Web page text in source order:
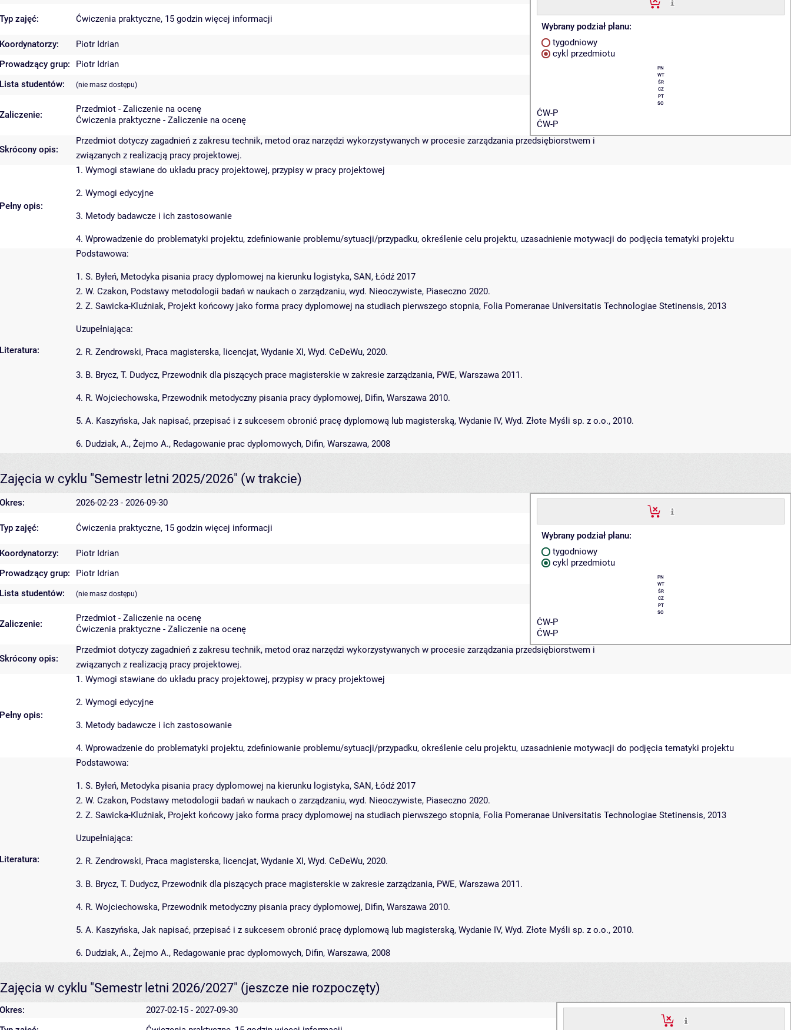
Wybrany podział planu:
tygodniowy
cykl przedmiotu
PN
WT
ŚR
CZ
PT
SO
ĆW-P
ĆW-P
Typ zajęć: Ćwiczenia praktyczne, 15 godzin więcej informacji
Koordynatorzy:
Piotr Idrian
Prowadzący grup:
Piotr Idrian
Lista studentów:
(nie masz dostępu)
Zaliczenie:
Przedmiot - Zaliczenie na ocenę
Ćwiczenia praktyczne - Zaliczenie na ocenę
Skrócony opis:
Przedmiot dotyczy zagadnień z zakresu technik, metod oraz narzędzi wykorzystywanych w procesie zarządzania przedsiębiorstwem i
związanych z realizacją pracy projektowej.
Pełny opis:
1. Wymogi stawiane do układu pracy projektowej, przypisy w pracy projektowej
2. Wymogi edycyjne
3. Metody badawcze i ich zastosowanie
4. Wprowadzenie do problematyki projektu, zdefiniowanie problemu/sytuacji/przypadku, określenie celu projektu, uzasadnienie motywacji do podjęcia tematyki projektu
Literatura:
Podstawowa:
1. S. Byłeń, Metodyka pisania pracy dyplomowej na kierunku logistyka, SAN, Łódź 2017
2. W. Czakon, Podstawy metodologii badań w naukach o zarządzaniu, wyd. Nieoczywiste, Piaseczno 2020.
2. Z. Sawicka-Kluźniak, Projekt końcowy jako forma pracy dyplomowej na studiach pierwszego stopnia, Folia Pomeranae Universitatis Technologiae Stetinensis, 2013
Uzupełniająca:
2. R. Zendrowski, Praca magisterska, licencjat, Wydanie XI, Wyd. CeDeWu, 2020.
3. B. Brycz, T. Dudycz, Przewodnik dla piszących prace magisterskie w zakresie zarządzania, PWE, Warszawa 2011.
4. R. Wojciechowska, Przewodnik metodyczny pisania pracy dyplomowej, Difin, Warszawa 2010.
5. A. Kaszyńska, Jak napisać, przepisać i z sukcesem obronić pracę dyplomową lub magisterską, Wydanie IV, Wyd. Złote Myśli sp. z o.o., 2010.
6. Dudziak, A., Żejmo A., Redagowanie prac dyplomowych, Difin, Warszawa, 2008
Zajęcia w cyklu "Semestr letni 2025/2026" (w trakcie)
Okres: 2026-02-23 - 2026-09-30
Wybrany podział planu:
tygodniowy
cykl przedmiotu
PN
WT
ŚR
CZ
PT
SO
ĆW-P
ĆW-P
Typ zajęć: Ćwiczenia praktyczne, 15 godzin więcej informacji
Koordynatorzy:
Piotr Idrian
Prowadzący grup:
Piotr Idrian
Lista studentów:
(nie masz dostępu)
Zaliczenie:
Przedmiot - Zaliczenie na ocenę
Ćwiczenia praktyczne - Zaliczenie na ocenę
Skrócony opis:
Przedmiot dotyczy zagadnień z zakresu technik, metod oraz narzędzi wykorzystywanych w procesie zarządzania przedsiębiorstwem i
związanych z realizacją pracy projektowej.
Pełny opis:
1. Wymogi stawiane do układu pracy projektowej, przypisy w pracy projektowej
2. Wymogi edycyjne
3. Metody badawcze i ich zastosowanie
4. Wprowadzenie do problematyki projektu, zdefiniowanie problemu/sytuacji/przypadku, określenie celu projektu, uzasadnienie motywacji do podjęcia tematyki projektu
Literatura:
Podstawowa:
1. S. Byłeń, Metodyka pisania pracy dyplomowej na kierunku logistyka, SAN, Łódź 2017
2. W. Czakon, Podstawy metodologii badań w naukach o zarządzaniu, wyd. Nieoczywiste, Piaseczno 2020.
2. Z. Sawicka-Kluźniak, Projekt końcowy jako forma pracy dyplomowej na studiach pierwszego stopnia, Folia Pomeranae Universitatis Technologiae Stetinensis, 2013
Uzupełniająca:
2. R. Zendrowski, Praca magisterska, licencjat, Wydanie XI, Wyd. CeDeWu, 2020.
3. B. Brycz, T. Dudycz, Przewodnik dla piszących prace magisterskie w zakresie zarządzania, PWE, Warszawa 2011.
4. R. Wojciechowska, Przewodnik metodyczny pisania pracy dyplomowej, Difin, Warszawa 2010.
5. A. Kaszyńska, Jak napisać, przepisać i z sukcesem obronić pracę dyplomową lub magisterską, Wydanie IV, Wyd. Złote Myśli sp. z o.o., 2010.
6. Dudziak, A., Żejmo A., Redagowanie prac dyplomowych, Difin, Warszawa, 2008
Zajęcia w cyklu "Semestr letni 2026/2027" (jeszcze nie rozpoczęty)
Okres:
2027-02-15 - 2027-09-30